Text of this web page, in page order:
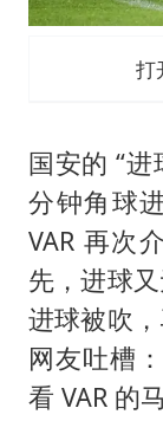
打
国安的 “
分钟角球
VAR 再次
先，进球
进球被吹
网友吐槽
看 VAR 的